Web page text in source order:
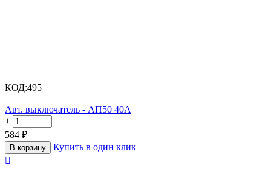
КОД:495
Авт. выключатель - АП50 40А
+
−
584 ₽
В корзину
Купить в один клик
